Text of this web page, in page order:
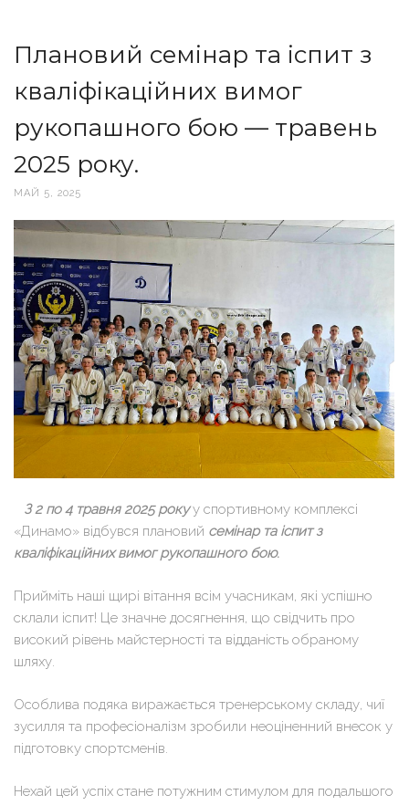
Плановий семінар та іспит з
кваліфікаційних вимог
рукопашного бою — травень
2025 року.
МАЙ 5, 2025
⠀З 2 по 4 травня 2025 року у спортивному комплексі
«Динамо» відбувся плановий семінар та іспит з
кваліфікаційних вимог рукопашного бою.
Прийміть наші щирі вітання всім учасникам, які успішно
склали іспит! Це значне досягнення, що свідчить про
високий рівень майстерності та відданість обраному
шляху.
Особлива подяка виражається тренерському складу, чиї
зусилля та професіоналізм зробили неоціненний внесок у
підготовку спортсменів.
Нехай цей успіх стане потужним стимулом для подальшого